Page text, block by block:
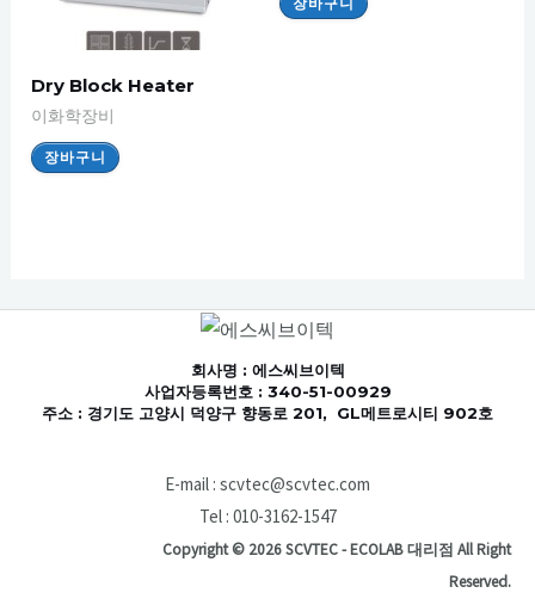
Dry Block Heater
이화학장비
장바구니
회사명 : 에스씨브이텍
사업자등록번호 : 340-51-00929
주소 : 경기도 고양시 덕양구 향동로 201, GL메트로시티 902호
E-mail : scvtec@scvtec.com
Tel : 010-3162-1547
Copyright © 2026 SCVTEC - ECOLAB 대리점 All Right
Reserved.